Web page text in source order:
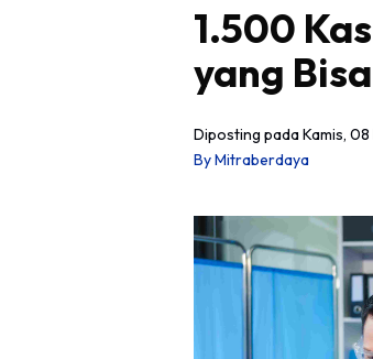
1.500
yang
Diposting padaKamis,
ByMitraberdaya